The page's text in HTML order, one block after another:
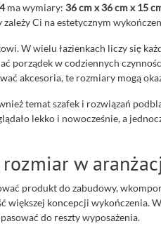
ma wymiary: 36 cm x 36 cm x 15
zależy Ci na estetycznym
W wielu łazienkach liczy się
porządek w codziennych
akcesoria, te rozmiary mogą
temat szafek i rozwiązań
lekko i nowocześnie, a
w
produkt do zabudowy,
większej koncepcji wykończenia.
do reszty wyposażenia.